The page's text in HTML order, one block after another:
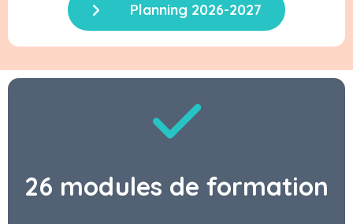
Planning 2026-2027
26 modules de formation